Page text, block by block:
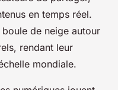
en temps réel.
de neige autour
rendant leur
mondiale.